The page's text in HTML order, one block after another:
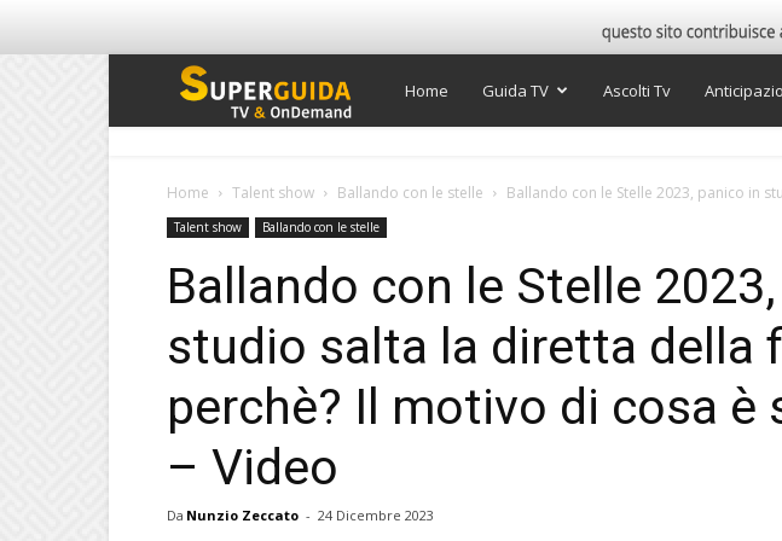
Super
Home Guida TV Ascolti Tv
Home Talent show Ballando con le stelle Ballando con le Stelle 2023, panico in
Talent show Ballando con le stelle
Ballando con le Stelle
studio salta la diretta della
perchè? Il motivo di cosa è
– Video
Da Nunzio Zeccato - 24 Dicembre 2023